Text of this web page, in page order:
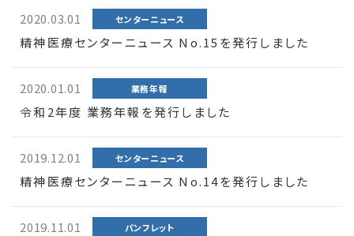
2020.03.01 センターニュース
精神医療センターニュース No.15を発行しました
2020.01.01 業務年報
令和2年度 業務年報を発行しました
2019.12.01 センターニュース
精神医療センターニュース No.14を発行しました
2019.11.01 パンフレット